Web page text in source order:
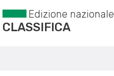
Edizione nazionale
CLASSIFICA